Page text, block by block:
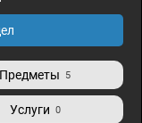
Предметы 5
Услуги 0